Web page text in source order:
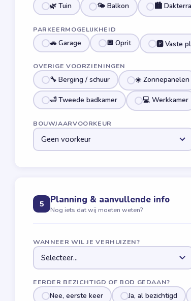
🌿 Tuin 🌤 Balkon 🏙
PARKEERMOGELIJKHEID
🚗 Garage 🔲 Oprit 🅿️ Vaste
OVERIGE VOORZIENINGEN
🔧 Berging / schuur ☀️ Zonnepanelen
🛁 Tweede badkamer 💻 Werkkamer
BOUWJAARVOORKEUR
5 Planning & aanvullende info
Nog iets dat wij moeten weten?
WANNEER WIL JE VERHUIZEN?
EERDER BEZICHTIGD OF BOD GEDAAN?
Nee, eerste keer Ja, al bezichtigd